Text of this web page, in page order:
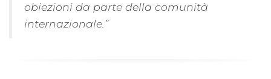
obiezioni da parte della comunità
internazionale.”